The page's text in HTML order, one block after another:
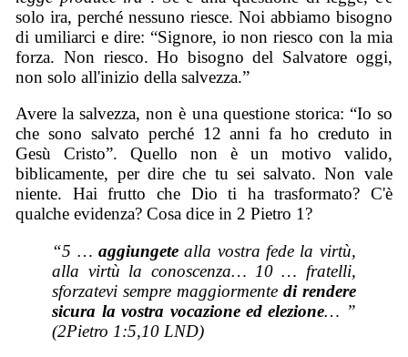
solo ira, perché nessuno riesce. Noi abbiamo bisogno
di umiliarci e dire: “Signore, io non riesco con la mia
forza. Non riesco. Ho bisogno del Salvatore oggi,
non solo all'inizio della salvezza.”
Avere la salvezza, non è una questione storica: “Io so
che sono salvato perché 12 anni fa ho creduto in
Gesù Cristo”. Quello non è un motivo valido,
biblicamente, per dire che tu sei salvato. Non vale
niente. Hai frutto che Dio ti ha trasformato? C'è
qualche evidenza? Cosa dice in 2 Pietro 1?
“5 … aggiungete alla vostra fede la virtù,
alla virtù la conoscenza… 10 … fratelli,
sforzatevi sempre maggiormente di rendere
sicura la vostra vocazione ed elezione… ”
(2Pietro 1:5,10 LND)